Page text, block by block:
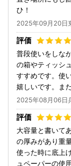
ひ！
2025年09月20日
普段使いをしな
の箱やティッシ
すすめです。使
嬉しいです。ま
2025年08月06日
大容量と書いて
の厚みがあり重
使った時に底上
ュペーパーの使